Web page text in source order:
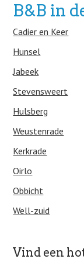
B&B in
Cadier en Keer
Hunsel
Jabeek
Stevensweert
Hulsberg
Weustenrade
Kerkrade
Oirlo
Obbicht
Well-zuid
Vind een